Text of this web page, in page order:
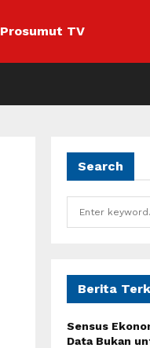
Prosumut TV
Search
f
r
Berita
Sensus
Data Bukan